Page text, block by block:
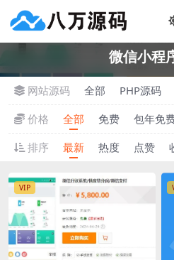
微信小程
网站源码 全部 PHP源码
价格
全部 免费 包年免
排序
最新 热度 点赞
VIP